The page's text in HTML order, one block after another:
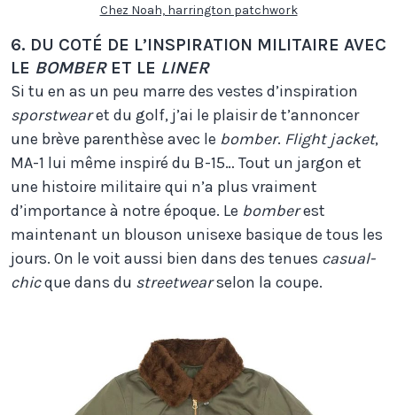
Chez Noah, harrington patchwork
6. DU COTÉ DE L’INSPIRATION MILITAIRE AVEC
LE BOMBERET LE LINER
Si tu en as un peu marre des vestes d’inspiration
sporstwearet du golf, j’ai le plaisir de t’annoncer
une brève parenthèse avec le bomber. Flight jacket,
MA-1 lui même inspiré du B-15… Tout un jargon et
une histoire militaire qui n’a plus vraiment
d’importance à notre époque. Le bomberest
maintenant un blouson unisexe basique de tous les
jours. On le voit aussi bien dans des tenues casual-
chicque dans du streetwearselon la coupe.